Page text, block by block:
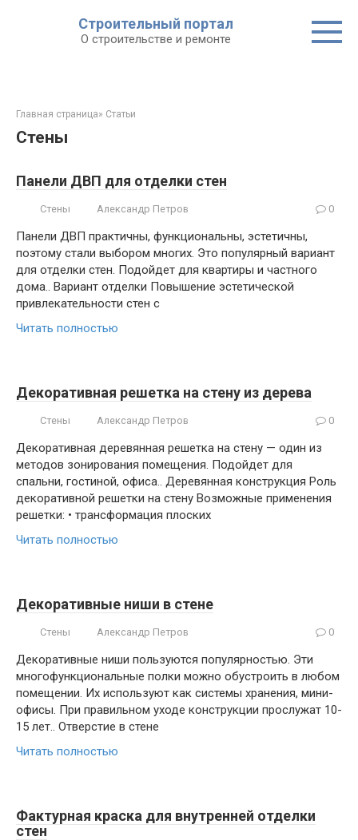
Строительный портал
О строительстве и ремонте
Главная страница» Статьи
Стены
Панели ДВП для отделки стен
Стены Александр Петров 0
Панели ДВП практичны, функциональны, эстетичны,
поэтому стали выбором многих. Это популярный вариант
для отделки стен. Подойдет для квартиры и частного
дома.. Вариант отделки Повышение эстетической
привлекательности стен с
Читать полностью
Декоративная решетка на стену из дерева
Стены Александр Петров 0
Декоративная деревянная решетка на стену — один из
методов зонирования помещения. Подойдет для
спальни, гостиной, офиса.. Деревянная конструкция Роль
декоративной решетки на стену Возможные применения
решетки: • трансформация плоских
Читать полностью
Декоративные ниши в стене
Стены Александр Петров 0
Декоративные ниши пользуются популярностью. Эти
многофункциональные полки можно обустроить в любом
помещении. Их используют как системы хранения, мини-
офисы. При правильном уходе конструкции прослужат 10-
15 лет.. Отверстие в стене
Читать полностью
Фактурная краска для внутренней отделки
стен